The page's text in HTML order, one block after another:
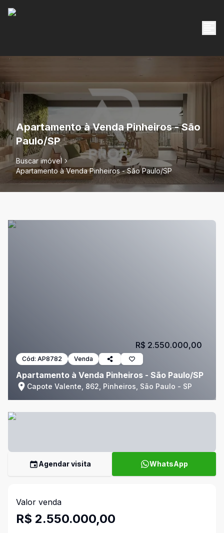
Apartamento à Venda Pinheiros - São
Paulo/SP
Buscar imóvel
Apartamento à Venda Pinheiros - São Paulo/SP
Cód: AP8782 Venda
Apartamento à Venda Pinheiros - São Paulo/SP
Capote Valente, 862, Pinheiros, São Paulo - SP
R$ 2.550.000,00
Agendar visita WhatsApp
Valor venda
R$ 2.550.000,00